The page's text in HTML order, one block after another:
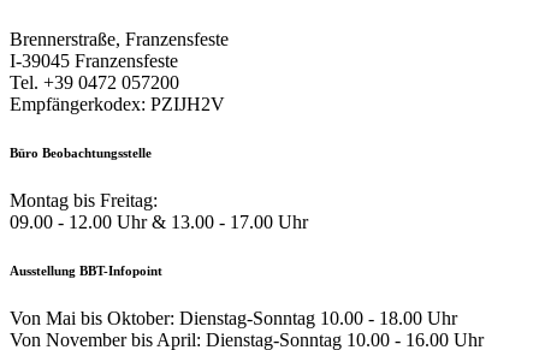
Brennerstraße, Franzensfeste
I-39045 Franzensfeste
Tel. +39 0472 057200
Empfängerkodex: PZIJH2V
Büro Beobachtungsstelle
Montag bis Freitag:
09.00 - 12.00 Uhr & 13.00 - 17.00 Uhr
Ausstellung BBT-Infopoint
Von Mai bis Oktober: Dienstag-Sonntag 10.00 - 18.00 Uhr
Von November bis April: Dienstag-Sonntag 10.00 - 16.00 Uhr